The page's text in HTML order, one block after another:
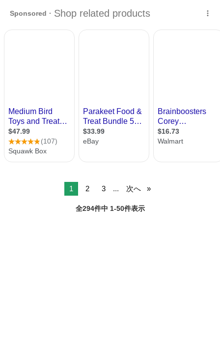
ん。 休みが不定期です お休みを確認してお越し下さい。
1 2 3 ... 次へ
全294件中 1-50件表示